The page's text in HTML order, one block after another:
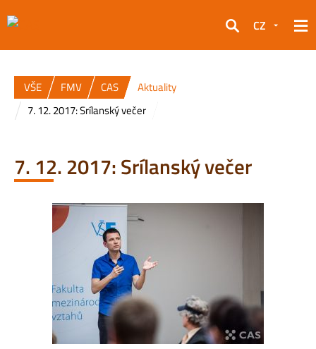
Hledat
CZ
VŠE FMV CAS
Aktuality
7. 12. 2017: Srílanský večer
7. 12. 2017: Srílanský večer